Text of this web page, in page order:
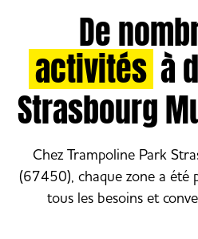
De
activitésà
Strasbourg
Chez Trampoline Park
(67450), chaque zone a été
tous les besoins et